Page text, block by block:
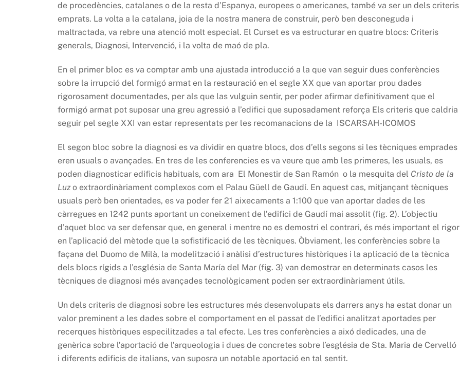
de procedències, catalanes o de la resta d’Espanya, europees o americanes, també va ser un dels criteris
emprats. La volta a la catalana, joia de la nostra manera de construir, però ben desconeguda i
maltractada, va rebre una atenció molt especial. El Curset es va estructurar en quatre blocs: Criteris
generals, Diagnosi, Intervenció, i la volta de maó de pla.
En el primer bloc es va comptar amb una ajustada introducció a la que van seguir dues conferències
sobre la irrupció del formigó armat en la restauració en el segle XX que van aportar prou dades
rigorosament documentades, per als que las vulguin sentir, per poder afirmar definitivament que el
formigó armat pot suposar una greu agressió a l’edifici que suposadament reforça Els criteris que caldria
seguir pel segle XXI van estar representats per les recomanacions de la ISCARSAH-ICOMOS
El segon bloc sobre la diagnosi es va dividir en quatre blocs, dos d’ells segons si les tècniques emprades
eren usuals o avançades. En tres de les conferencies es va veure que amb les primeres, les usuals, es
poden diagnosticar edificis habituals, com ara El Monestir de San Ramón o la mesquita del Cristo de la
Luzo extraordinàriament complexos com el Palau Güell de Gaudí. En aquest cas, mitjançant tècniques
usuals però ben orientades, es va poder fer 21 aixecaments a 1:100 que van aportar dades de les
càrregues en 1242 punts aportant un coneixement de l’edifici de Gaudí mai assolit (fig. 2). L’objectiu
d’aquet bloc va ser defensar que, en general i mentre no es demostri el contrari, és més important el rigor
en l’aplicació del mètode que la sofistificació de les tècniques. Òbviament, les conferències sobre la
façana del Duomo de Milà, la modelització i anàlisi d’estructures històriques i la aplicació de la tècnica
dels blocs rígids a l’església de Santa María del Mar (fig. 3) van demostrar en determinats casos les
tècniques de diagnosi més avançades tecnològicament poden ser extraordinàriament útils.
Un dels criteris de diagnosi sobre les estructures més desenvolupats els darrers anys ha estat donar un
valor preminent a les dades sobre el comportament en el passat de l’edifici analitzat aportades per
recerques històriques especilitzades a tal efecte. Les tres conferències a aixó dedicades, una de
genèrica sobre l’aportació de l’arqueologia i dues de concretes sobre l’església de Sta. Maria de Cervelló
i diferents edificis de italians, van suposra un notable aportació en tal sentit.